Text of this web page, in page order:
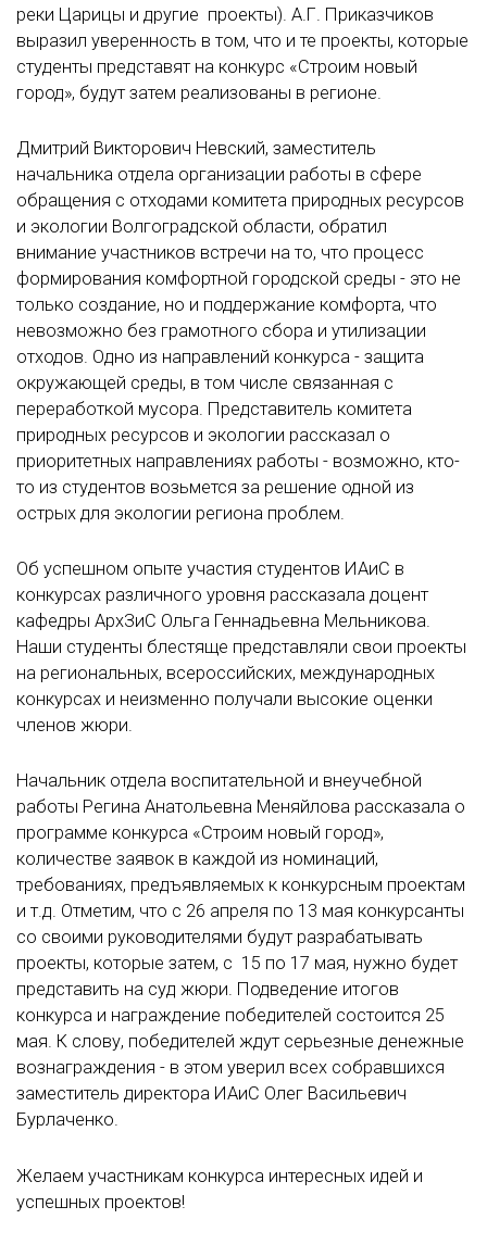
реки Царицы и другие проекты). А.Г. Приказчиков
выразил уверенность в том, что и те проекты, которые
студенты представят на конкурс «Строим новый
город», будут затем реализованы в регионе.
Дмитрий Викторович Невский, заместитель
начальника отдела организации работы в сфере
обращения с отходами комитета природных ресурсов
и экологии Волгоградской области, обратил
внимание участников встречи на то, что процесс
формирования комфортной городской среды - это не
только создание, но и поддержание комфорта, что
невозможно без грамотного сбора и утилизации
отходов. Одно из направлений конкурса - защита
окружающей среды, в том числе связанная с
переработкой мусора. Представитель комитета
природных ресурсов и экологии рассказал о
приоритетных направлениях работы - возможно, кто-
то из студентов возьмется за решение одной из
острых для экологии региона проблем.
Об успешном опыте участия студентов ИАиС в
конкурсах различного уровня рассказала доцент
кафедры АрхЗиС Ольга Геннадьевна Мельникова.
Наши студенты блестяще представляли свои проекты
на региональных, всероссийских, международных
конкурсах и неизменно получали высокие оценки
членов жюри.
Начальник отдела воспитательной и внеучебной
работы Регина Анатольевна Меняйлова рассказала о
программе конкурса «Строим новый город»,
количестве заявок в каждой из номинаций,
требованиях, предъявляемых к конкурсным проектам
и т.д. Отметим, что с 26 апреля по 13 мая конкурсанты
со своими руководителями будут разрабатывать
проекты, которые затем, с 15 по 17 мая, нужно будет
представить на суд жюри. Подведение итогов
конкурса и награждение победителей состоится 25
мая. К слову, победителей ждут серьезные денежные
вознаграждения - в этом уверил всех собравшихся
заместитель директора ИАиС Олег Васильевич
Бурлаченко.
Желаем участникам конкурса интересных идей и
успешных проектов!